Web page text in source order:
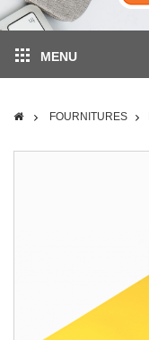
MENU
FOURNITURES